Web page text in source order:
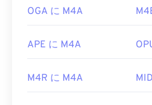
OGA に M4A
APE に M4A
M4R に M4A